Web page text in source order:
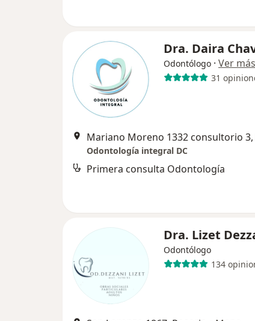
Dra. Daira
Odontólogo · Ver más
31
Odontología integral DC
Primera consulta Odontología
Dra. Lizet
Odontólogo
134